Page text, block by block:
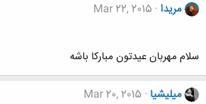
مریدا Mar 22, 2015
سلام مهربان عیدتون مبارکا باشه
میلیشیا Mar 20, 2015